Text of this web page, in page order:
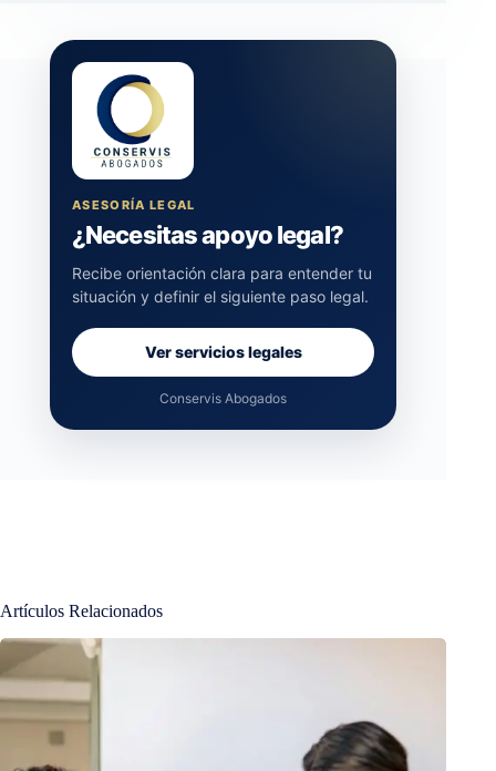
ASESORÍA LEGAL
¿Necesitas apoyo legal?
Recibe orientación clara para entender tu
situación y definir el siguiente paso legal.
Ver servicios legales
Conservis Abogados
Artículos Relacionados